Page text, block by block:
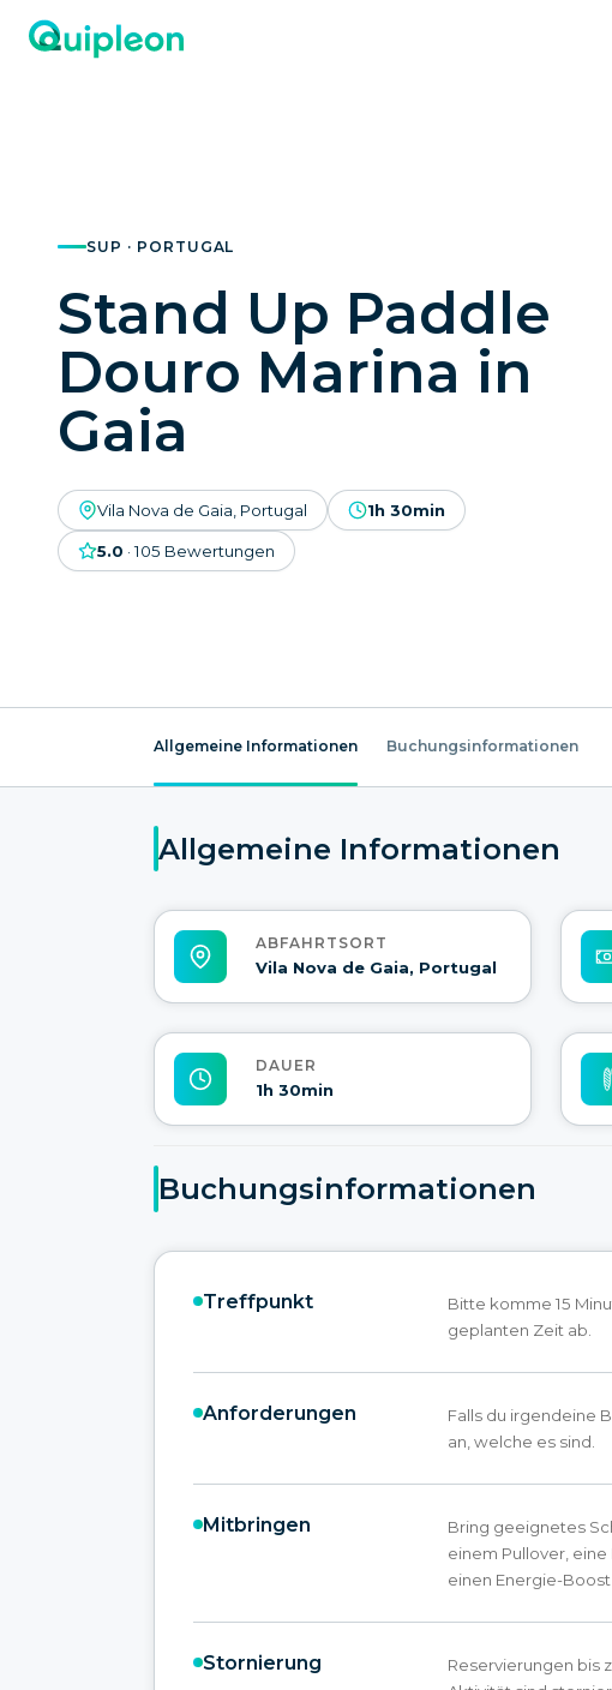
SUP · PORTUGAL
Stand Up Paddle
Douro Marina in
Gaia
Vila Nova de Gaia, Portugal 1h 30min
5.0 ·105 Bewertungen
Allgemeine Informationen Buchungsinformationen
Allgemeine Informationen
ABFAHRTSORT
Vila Nova de Gaia, Portugal
DAUER
1h 30min
Buchungsinformationen
Treffpunkt
Bitte komme 15
geplanten Zeit ab.
Anforderungen
Falls du irgendeine
an, welche es sind.
Mitbringen
Bring geeignetes
einem Pullover,
einen Energie-Boost
Stornierung
Reservierungen bis